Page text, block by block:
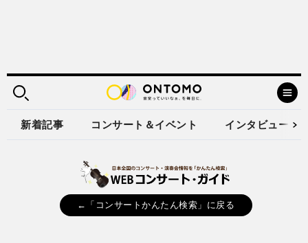
新着記事 コンサート＆イベント インタビュー
←「コンサートかんたん検索」に戻る